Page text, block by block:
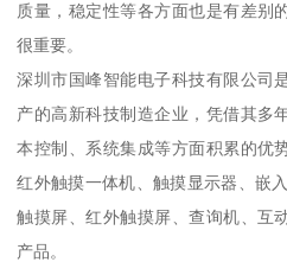
质量，稳定性等各方面也是有差别
很重要。
深圳市国峰智能电子科技有限公司
产的高新科技制造企业，凭借其多
本控制、系统集成等方面积累的优
红外触摸一体机、触摸显示器、嵌
触摸屏、红外触摸屏、查询机、互
产品。